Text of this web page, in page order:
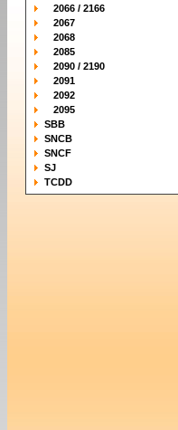
2066 / 2166
2067
2068
2085
2090 / 2190
2091
2092
2095
SBB
SNCB
SNCF
SJ
TCDD